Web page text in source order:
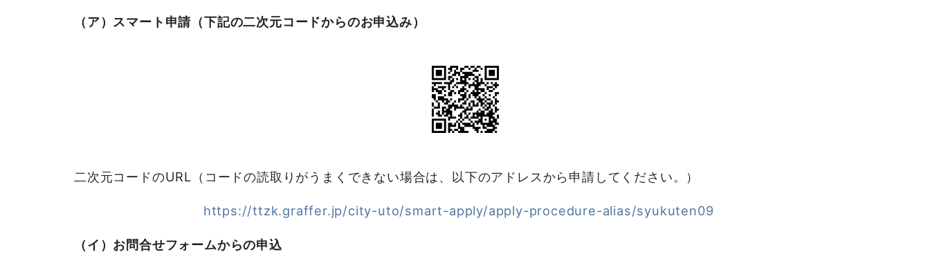
（ア）スマート申請（下記の二次元コードからのお申込み）
二次元コードのURL（コードの読取りがうまくできない場合は、以下のアドレスから申請してください。）
https://ttzk.graffer.jp/city-uto/smart-apply/apply-procedure-alias/syukuten09
（イ）お問合せフォームからの申込